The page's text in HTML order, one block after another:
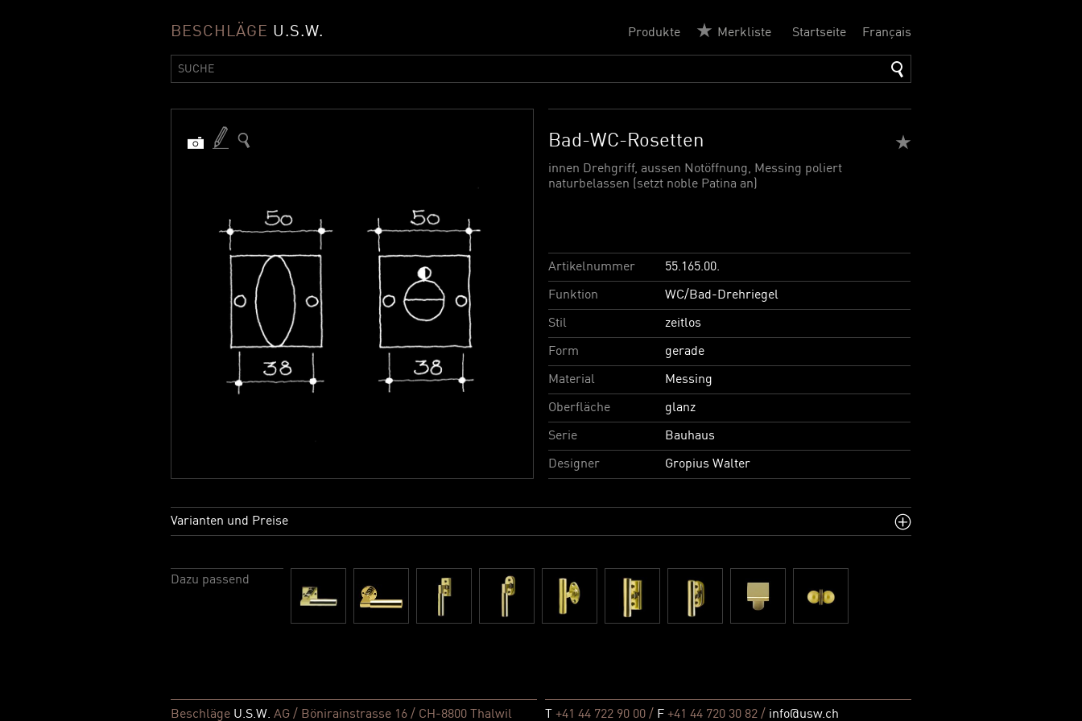
Français
Startseite
Merkliste
Produkte
BESCHLÄGE U.S.W.
Bad-WC-Rosetten
innen Drehgriff, aussen Notöffnung, Messing poliert
naturbelassen (setzt noble Patina an)
Artikelnummer 55.165.00.
Funktion WC/Bad-Drehriegel
Stil zeitlos
Form gerade
Material Messing
Oberfläche glanz
Serie Bauhaus
Designer Gropius Walter
Varianten und Preise
Dazu passend
Beschläge U.S.W. AG / Bönirainstrasse 16 / CH-8800 Thalwil +41 44 722 90 00 / F +41 44 720 30 82 / info@usw.ch